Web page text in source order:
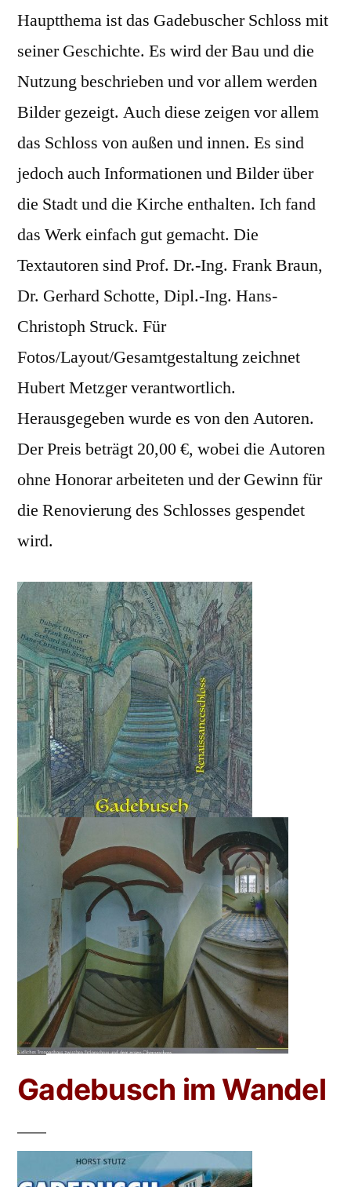
Hauptthema ist das Gadebuscher Schloss mit
seiner Geschichte. Es wird der Bau und die
Nutzung beschrieben und vor allem werden
Bilder gezeigt. Auch diese zeigen vor allem
das Schloss von außen und innen. Es sind
jedoch auch Informationen und Bilder über
die Stadt und die Kirche enthalten. Ich fand
das Werk einfach gut gemacht. Die
Textautoren sind Prof. Dr.-Ing. Frank Braun,
Dr. Gerhard Schotte, Dipl.-Ing. Hans-
Christoph Struck. Für
Fotos/Layout/Gesamtgestaltung zeichnet
Hubert Metzger verantwortlich.
Herausgegeben wurde es von den Autoren.
Der Preis beträgt 20,00 €, wobei die Autoren
ohne Honorar arbeiteten und der Gewinn für
die Renovierung des Schlosses gespendet
wird.
Gadebusch im Wandel